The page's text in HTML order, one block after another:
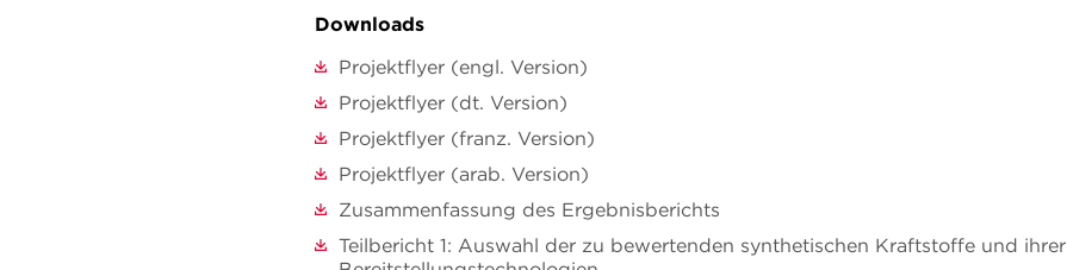
Downloads
Projektflyer (engl. Version)
Projektflyer (dt. Version)
Projektflyer (franz. Version)
Projektflyer (arab. Version)
Zusammenfassung des Ergebnisberichts
Teilbericht 1: Auswahl der zu bewertenden synthetischen Kraftstoffe und ihrer